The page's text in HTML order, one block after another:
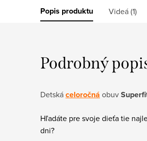
Popis produktu Videá (1)
Podrobný
Detskáceloročná obuv
Hľadáte pre svoje dieťa tie
dni?